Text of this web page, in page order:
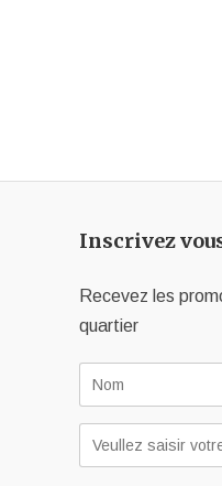
Inscrivez
Recevez les
quartier